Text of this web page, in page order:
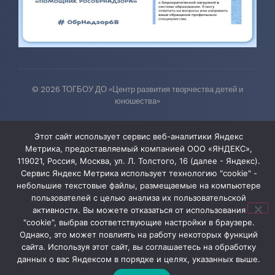
© 2026 ТОГБОУ ДО «Центр развития творчества детей и
юношества»
Администрация сайта уведомляет, что информация,
содержащая персональные данные, размещена на
сайте ТОГБОУ ДО «Центр развития творчества детей
и юношества» в соответствии с Федеральным
законом от 27.07.2006 № 152-ФЗ «О персональных
данных» и с согласия субъектов персональных
данных
Этот сайт использует сервис веб-аналитики Яндекс
Метрика, предоставляемый компанией ООО «ЯНДЕКС»,
119021, Россия, Москва, ул. Л. Толстого, 16 (далее - Яндекс).
Сервис Яндекс Метрика использует технологию "cookie" -
небольшие текстовые файлы, размещаемые на компьютере
пользователей с целью анализа их пользовательской
активности. Вы можете отказаться от использования
"cookie", выбрав соответствующие настройки в браузере.
Однако, это может повлиять на работу некоторых функций
сайта. Используя этот сайт, вы соглашаетесь на обработку
данных о вас Яндексом в порядке и целях, указанных выше.